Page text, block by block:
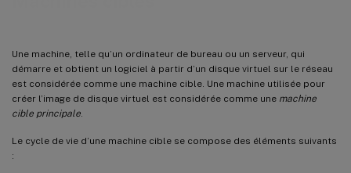
Une machine, telle qu’un ordinateur de bureau ou un serveur, qui
démarre et obtient un logiciel à partir d’un disque virtuel sur le réseau
est considérée comme une machine cible. Une machine utilisée pour
créer l’image de disque virtuel est considérée comme une machine
cible principale
Le cycle de vie d’une machine cible se compose des éléments suivants
:
Démarrage des machines cibles
Vérification de l’état d’une machine cible depuis la console
Envoi de messages aux machines cibles